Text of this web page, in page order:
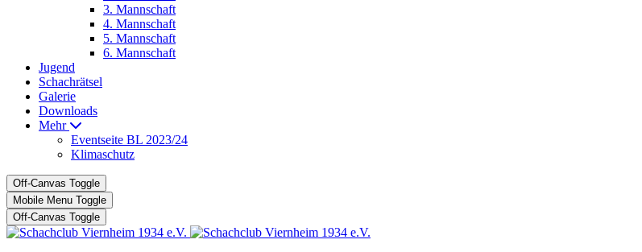
3. Mannschaft
4. Mannschaft
5. Mannschaft
6. Mannschaft
Jugend
Schachrätsel
Galerie
Downloads
Mehr
Eventseite BL 2023/24
Klimaschutz
Off-Canvas Toggle
Mobile Menu Toggle
Off-Canvas Toggle